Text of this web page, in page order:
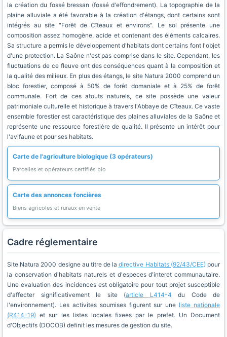
la création du fossé bressan (fossé d'effondrement). La topographie de la
plaine alluviale a été favorable à la création d'étangs, dont certains sont
intégrés au site "Forêt de Cîteaux et environs". Le sol présente une
composition assez homogène, acide et contenant des éléments calcaires.
Sa structure a permis le développement d'habitats dont certains font l'objet
d'une protection. La Saône n'est pas comprise dans le site. Cependant, les
fluctuations de ce fleuve ont des conséquences quant à la composition et
la qualité des milieux. En plus des étangs, le site Natura 2000 comprend un
bloc forestier, composé à 50% de forêt domaniale et à 25% de forêt
communale. Fort de ces atouts naturels, ce site possède une valeur
patrimoniale culturelle et historique à travers l'Abbaye de Cîteaux. Ce vaste
ensemble forestier est caractéristique des plaines alluviales de la Saône et
représente une ressource forestière de qualité. Il présente un intérêt pour
l'avifaune et pour ses habitats.
Carte de l'agriculture biologique (3 opérateurs)
Parcelles et opérateurs certifiés bio
Carte des annonces foncières
Biens agricoles et ruraux en vente
Cadre réglementaire
Site Natura 2000 designe au titre de ladirective Habitats (92/43/CEE) pour
la conservation d'habitats naturels et d'especes d'interet communautaire.
Une evaluation des incidences est obligatoire pour tout projet susceptible
d'affecter significativement le site (article L414-4 du Code de
l'environnement). Les activites soumises figurent sur une liste nationale
(R414-19) et sur les listes locales fixees par le prefet. Un Document
d'Objectifs (DOCOB) definit les mesures de gestion du site.